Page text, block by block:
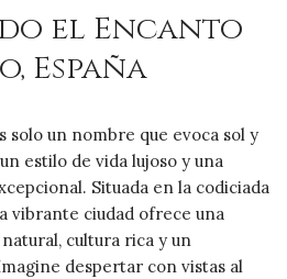
el Encanto
España
solo un nombre que evoca sol y
estilo de vida lujoso y una
Situada en la codiciada
vibrante ciudad ofrece una
cultura rica y un
despertar con vistas al